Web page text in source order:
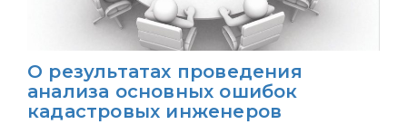
О результатах проведения
анализа основных ошибок
кадастровых инженеров